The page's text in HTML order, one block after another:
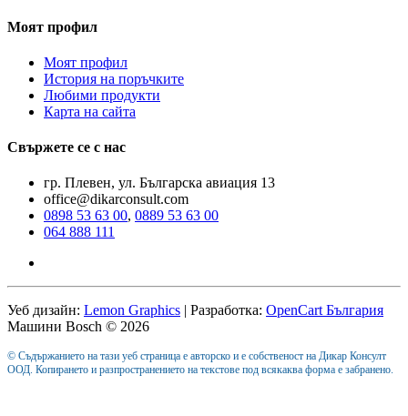
Моят профил
Моят профил
История на поръчките
Любими продукти
Карта на сайта
Свържете се с нас
гр. Плевен, ул. Българска авиация 13
office@dikarconsult.com
0898 53 63 00, 0889 53 63 00
064 888 111
Уеб дизайн: Lemon Graphics | Разработка: OpenCart България
Машини Bosch © 2026
© Съдържанието на тази уеб страница е авторско и е собственост на Дикар Консулт
ООД. Копирането и разпространението на текстове под всякаква форма е забранено.